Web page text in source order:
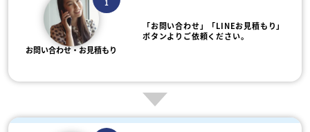
1
お問い合わせ・お見積もり
「お問い合わせ」「LINEお見積もり」
ボタンよりご依頼ください。